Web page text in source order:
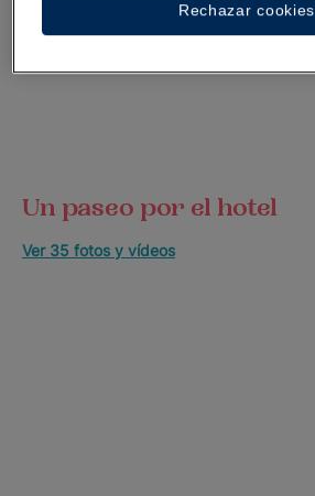
Un paseo por el hotel
Ver 35 fotos y vídeos
Rechazar cookies